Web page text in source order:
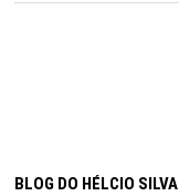
BLOG DO HÉLCIO SILVA